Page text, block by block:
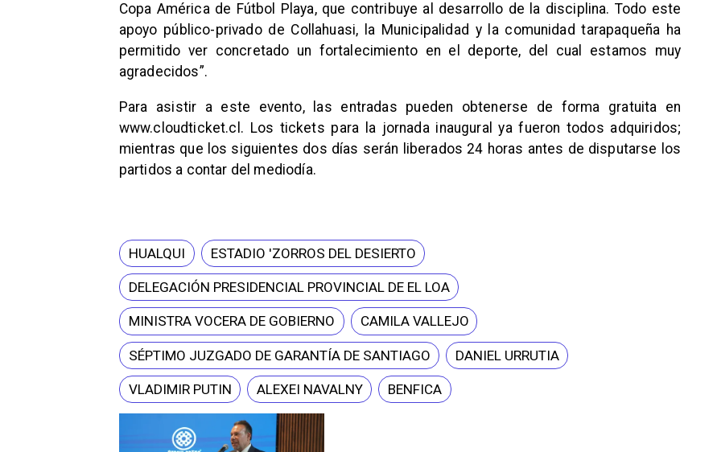
Copa América de Fútbol Playa, que contribuye al desarrollo de la disciplina. Todo este
apoyo público-privado de Collahuasi, la Municipalidad y la comunidad tarapaqueña ha
permitido ver concretado un fortalecimiento en el deporte, del cual estamos muy
agradecidos”.
Para asistir a este evento, las entradas pueden obtenerse de forma gratuita en
www.cloudticket.cl. Los tickets para la jornada inaugural ya fueron todos adquiridos;
mientras que los siguientes dos días serán liberados 24 horas antes de disputarse los
partidos a contar del mediodía.
HUALQUI ESTADIO 'ZORROS DEL DESIERTO
DELEGACIÓN PRESIDENCIAL PROVINCIAL DE EL LOA
MINISTRA VOCERA DE GOBIERNO CAMILA VALLEJO
SÉPTIMO JUZGADO DE GARANTÍA DE SANTIAGO DANIEL URRUTIA
VLADIMIR PUTIN ALEXEI NAVALNY BENFICA